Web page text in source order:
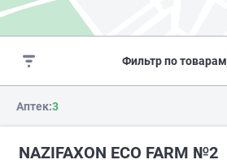
Фильтр по товарам
Аптек:3
NAZIFAXON ECO FARM №2